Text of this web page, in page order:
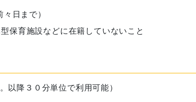
日まで）
保育施設などに在籍していないこと
以降３０分単位で利用可能）